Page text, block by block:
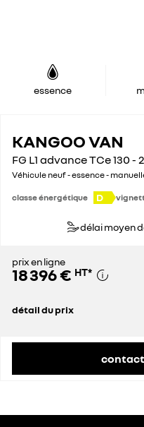
essence
KANGOO VAN
FG L1 advance TCe 130 -
Véhicule neuf - essence -
classe énergétique D
délai moyen
prix en ligne
18 396 € HT*
détail du prix